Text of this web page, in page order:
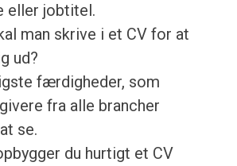
eller jobtitel.
man skrive i et CV for at
ud?
færdigheder, som
fra alle brancher
se.
du hurtigt et CV